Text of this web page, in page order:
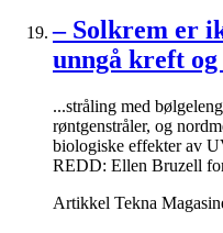
– Solkrem er
unngå kreft
...stråling med
røntgenstråler, og
biologiske effekter av
REDD: Ellen Bruzell
Artikkel Tekna